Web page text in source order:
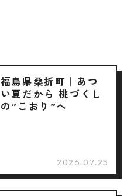
福島県桑折町｜あつ
い夏だから 桃づくし
の”こおり”へ
2026.07.25